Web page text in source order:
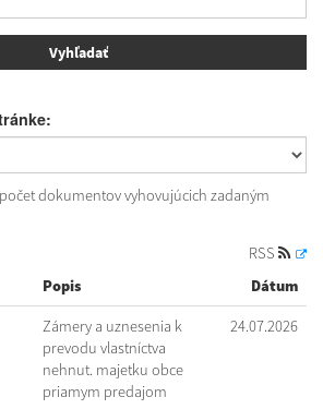
dokumentov vyhovujúcich zadaným
RSS
Popis Dátum
Zámery a uznesenia k
prevodu vlastníctva
nehnut. majetku obce
priamym predajom
24.07.2026